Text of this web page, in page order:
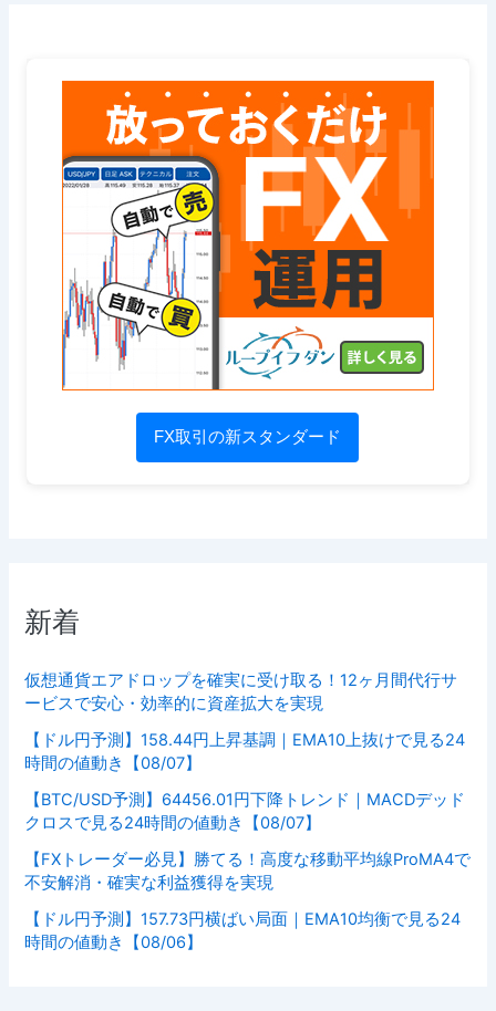
FX取引の新スタンダード
新着
仮想通貨エアドロップを確実に受け取る！12ヶ月間代行サ
ービスで安心・効率的に資産拡大を実現
【ドル円予測】158.44円上昇基調｜EMA10上抜けで見る24
時間の値動き【08/07】
【BTC/USD予測】64456.01円下降トレンド｜MACDデッド
クロスで見る24時間の値動き【08/07】
【FXトレーダー必見】勝てる！高度な移動平均線ProMA4で
不安解消・確実な利益獲得を実現
【ドル円予測】157.73円横ばい局面｜EMA10均衡で見る24
時間の値動き【08/06】